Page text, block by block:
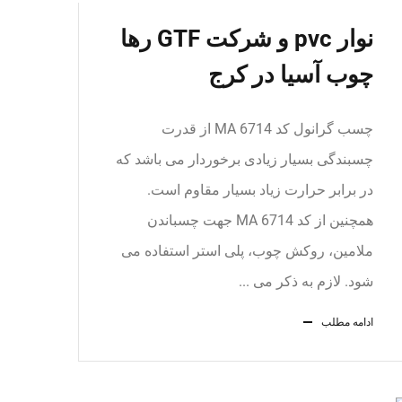
نوار pvc و شرکت GTF رها
چوب آسیا در کرج
چسب گرانول کد MA 6714 از قدرت
چسبندگی بسیار زیادی برخوردار می باشد که
در برابر حرارت زیاد بسیار مقاوم است.
همچنین از کد MA 6714 جهت چسباندن
ملامین، روکش چوب، پلی استر استفاده می
شود. لازم به ذکر می ...
ادامه مطلب